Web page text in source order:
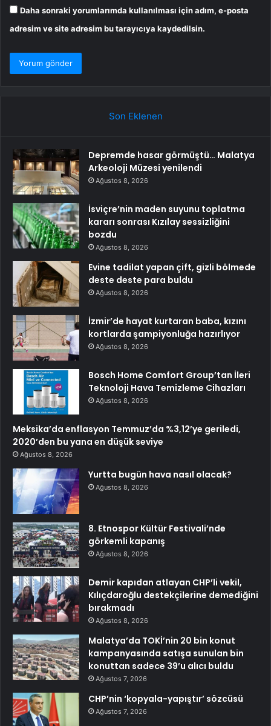
Daha sonraki yorumlarımda kullanılması için adım, e-posta
adresim ve site adresim bu tarayıcıya kaydedilsin.
Son Eklenen
Depremde hasar görmüştü… Malatya
Arkeoloji Müzesi yenilendi
Ağustos 8, 2026
İsviçre’nin maden suyunu toplatma
kararı sonrası Kızılay sessizliğini
bozdu
Ağustos 8, 2026
Evine tadilat yapan çift, gizli bölmede
deste deste para buldu
Ağustos 8, 2026
İzmir’de hayat kurtaran baba, kızını
kortlarda şampiyonluğa hazırlıyor
Ağustos 8, 2026
Bosch Home Comfort Group’tan İleri
Teknoloji Hava Temizleme Cihazları
Ağustos 8, 2026
Meksika’da enflasyon Temmuz’da %3,12’ye geriledi,
2020’den bu yana en düşük seviye
Ağustos 8, 2026
Yurtta bugün hava nasıl olacak?
Ağustos 8, 2026
8. Etnospor Kültür Festivali’nde
görkemli kapanış
Ağustos 8, 2026
Demir kapıdan atlayan CHP’li vekil,
Kılıçdaroğlu destekçilerine demediğini
bırakmadı
Ağustos 8, 2026
Malatya’da TOKİ’nin 20 bin konut
kampanyasında satışa sunulan bin
konuttan sadece 39’u alıcı buldu
Ağustos 7, 2026
CHP’nin ‘kopyala-yapıştır’ sözcüsü
Ağustos 7, 2026